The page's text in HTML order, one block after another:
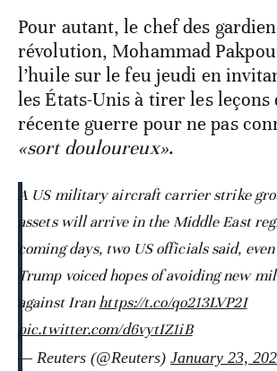
Pour autant, le chef des
révolution, Mohammad
l’huile sur le feu jeudi en
les États-Unis à tirer les leçons
récente guerre pour ne pas
«sort douloureux».
A US military aircraft carrier strike
assets will arrive in the Middle East
coming days, two US officials said,
Trump voiced hopes of avoiding new
against Iranhttps://t.co/qo213LVP2I
pic.twitter.com/d6vytIZ1iB
— Reuters (@Reuters) January 23,